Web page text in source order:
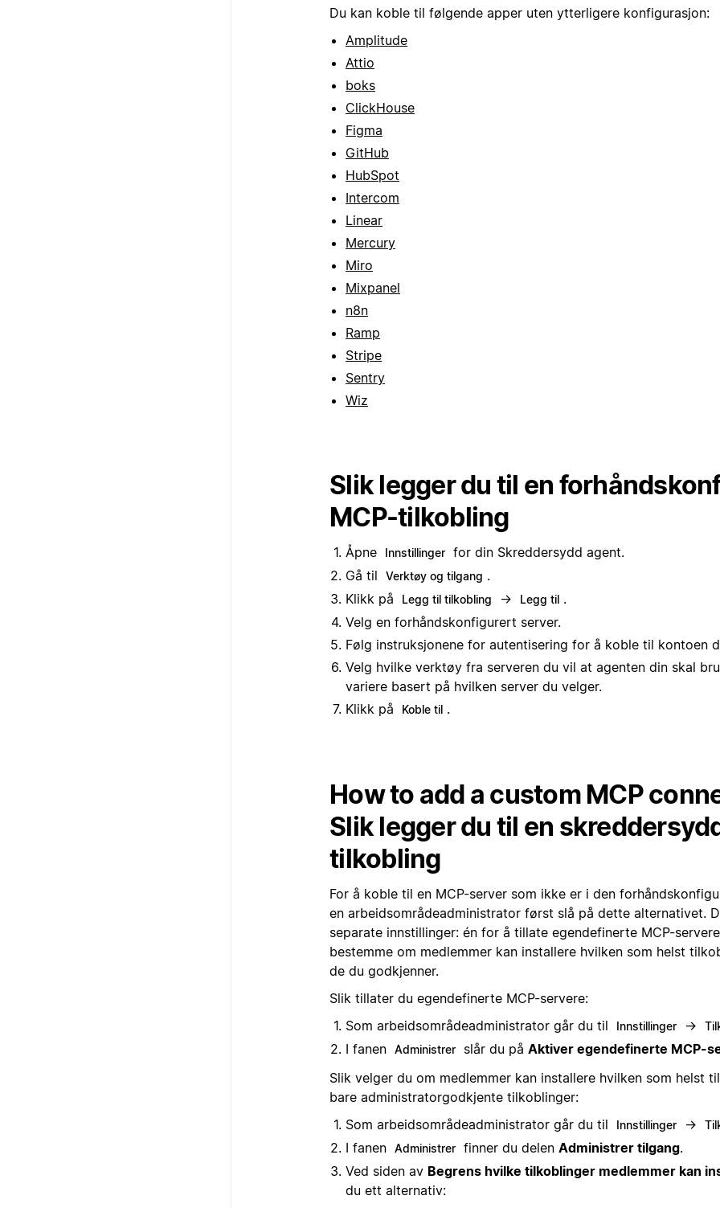
Du kan koble til følgende apper uten ytterligere konfigurasjon:
Amplitude
Attio
boks
ClickHouse
Figma
GitHub
HubSpot
Intercom
Linear
Mercury
Miro
Mixpanel
n8n
Ramp
Stripe
Sentry
Wiz
Slik legger du til en
MCP-tilkobling
Åpne Innstillinger for din Skreddersydd agent.
Gå til
Verktøy og tilgang .
Klikk på
Legg til tilkobling → Legg til .
Velg en forhåndskonfigurert server.
Følg instruksjonene for autentisering for å koble til kontoen
Velg hvilke verktøy fra serveren du vil at agenten din skal
variere basert på hvilken server du velger.
Klikk på
Koble til .
How to add a custom MCP
Slik legger du til en
tilkobling
For å koble til en MCP-server som ikke er i den
en arbeidsområdeadministrator først slå på dette alternativet.
separate innstillinger: én for å tillate egendefinerte MCP-
bestemme om medlemmer kan installere hvilken som helst
de du godkjenner.
Slik tillater du egendefinerte MCP-servere:
Som arbeidsområdeadministrator går du til
Innstillinger →
I fanen Administrer slår du på Aktiver egendefinerte MCP-
Slik velger du om medlemmer kan installere hvilken som helst
bare administratorgodkjente tilkoblinger:
Som arbeidsområdeadministrator går du til
Innstillinger →
I fanen Administrer finner du delen Administrer tilgang.
Ved siden av Begrens hvilke tilkoblinger medlemmer kan
du ett alternativ: